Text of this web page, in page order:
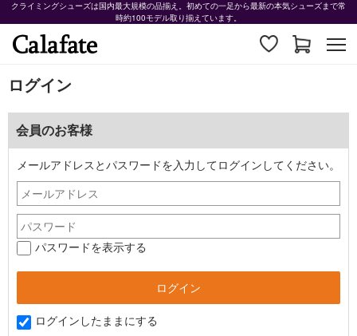
クライミングシューズは国内最大規模の品揃え。初めての一足から最新の本気シューズまで常
時約100モデル取り揃えています。
ログイン
会員のお客様
メールアドレスとパスワードを入力してログインしてください。
パスワードを表示する
ログインしたままにする